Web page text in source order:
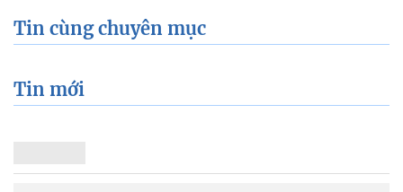
Tin cùng chuyên mục
Tin mới